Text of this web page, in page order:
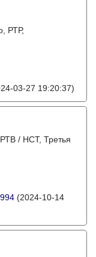
РТР,
03-27 19:20:37)
/ НСТ, Третья
(2024-10-14